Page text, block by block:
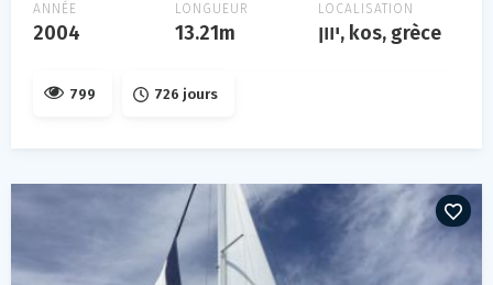
ANNÉE
2004
LONGUEUR
13.21m
LOCALISATION
יוון, kos, grèce
799 726 jours